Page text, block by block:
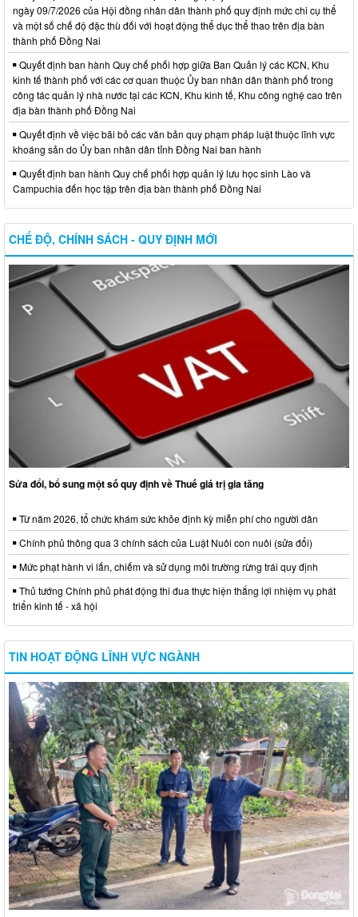
ngày 09/7/2026 của Hội đồng nhân dân thành phố quy định mức chi cụ thể
và một số chế độ đặc thù đối với hoạt động thể dục thể thao trên địa bàn
thành phố Đồng Nai
Quyết định ban hành Quy chế phối hợp giữa Ban Quản lý các KCN, Khu
kinh tế thành phố với các cơ quan thuộc Ủy ban nhân dân thành phố trong
công tác quản lý nhà nước tại các KCN, Khu kinh tế, Khu công nghệ cao trên
địa bàn thành phố Đồng Nai
Quyết định về việc bãi bỏ các văn bản quy phạm pháp luật thuộc lĩnh vực
khoáng sản do Ủy ban nhân dân tỉnh Đồng Nai ban hành
Quyết định ban hành Quy chế phối hợp quản lý lưu học sinh Lào và
Campuchia đến học tập trên địa bàn thành phố Đồng Nai
CHẾ ĐỘ, CHÍNH SÁCH - QUY ĐỊNH MỚI
Sửa đổi, bổ sung một số quy định về Thuế giá trị gia tăng
Từ năm 2026, tổ chức khám sức khỏe định kỳ miễn phí cho người dân
Chính phủ thông qua 3 chính sách của Luật Nuôi con nuôi (sửa đổi)
Mức phạt hành vi lấn, chiếm và sử dụng môi trường rừng trái quy định
Thủ tướng Chính phủ phát động thi đua thực hiện thắng lợi nhiệm vụ phát
triển kinh tế - xã hội
TIN HOẠT ĐỘNG LĨNH VỰC NGÀNH